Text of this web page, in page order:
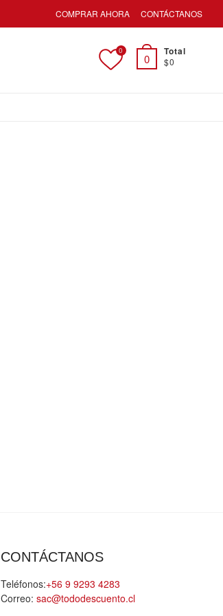
COMPRAR AHORA CONTÁCTANOS
0
0
Total
$0
CONTÁCTANOS
Teléfonos:+56 9 9293 4283
Correo: sac@tododescuento.cl